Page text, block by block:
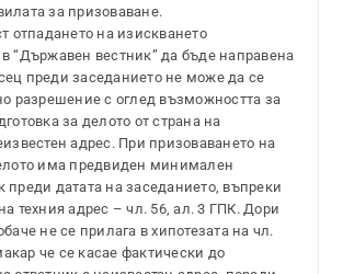
за призоваване.
отпадането на изискването
“Държавен вестник” да бъде направена
преди заседанието не може да се
разрешение с оглед възможността за
за делото от страна на
адрес. При призоваването на
има предвиден минимален
преди датата на заседанието, въпреки
техния адрес – чл. 56, ал. 3 ГПК. Дори
не се прилага в хипотезата на чл.
че се касае фактически до